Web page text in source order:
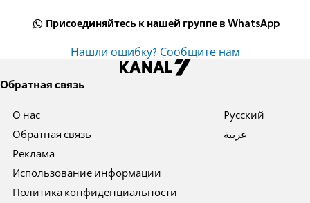
Присоединяйтесь к нашей группе в WhatsApp
Нашли ошибку? Сообщите нам
Обратная связь
О нас
Обратная связь
Реклама
Использование информации
Политика конфиденциальности
Pусский
عربية